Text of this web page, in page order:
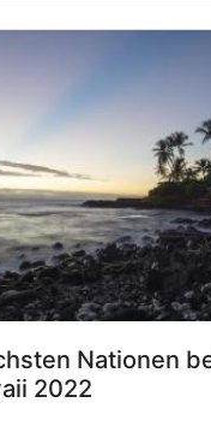
Nationen
2022